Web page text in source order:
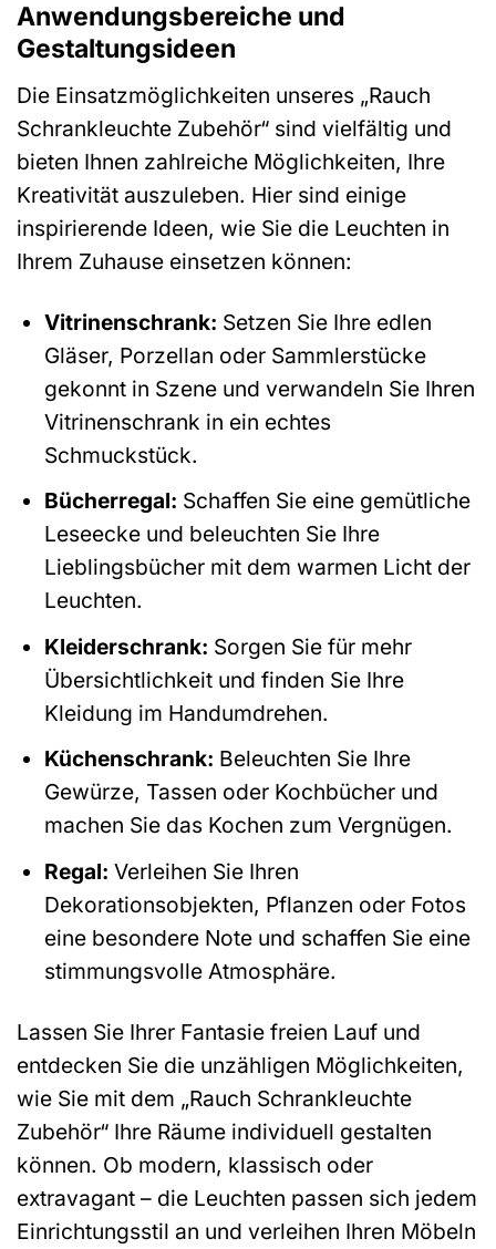
Anwendungsbereiche und
Gestaltungsideen
Die Einsatzmöglichkeiten unseres „Rauch
Schrankleuchte Zubehör“ sind vielfältig und
bieten Ihnen zahlreiche Möglichkeiten, Ihre
Kreativität auszuleben. Hier sind einige
inspirierende Ideen, wie Sie die Leuchten in
Ihrem Zuhause einsetzen können:
Vitrinenschrank: Setzen Sie Ihre edlen
Gläser, Porzellan oder Sammlerstücke
gekonnt in Szene und verwandeln Sie Ihren
Vitrinenschrank in ein echtes
Schmuckstück.
Bücherregal: Schaffen Sie eine gemütliche
Leseecke und beleuchten Sie Ihre
Lieblingsbücher mit dem warmen Licht der
Leuchten.
Kleiderschrank: Sorgen Sie für mehr
Übersichtlichkeit und finden Sie Ihre
Kleidung im Handumdrehen.
Küchenschrank: Beleuchten Sie Ihre
Gewürze, Tassen oder Kochbücher und
machen Sie das Kochen zum Vergnügen.
Regal: Verleihen Sie Ihren
Dekorationsobjekten, Pflanzen oder Fotos
eine besondere Note und schaffen Sie eine
stimmungsvolle Atmosphäre.
Lassen Sie Ihrer Fantasie freien Lauf und
entdecken Sie die unzähligen Möglichkeiten,
wie Sie mit dem „Rauch Schrankleuchte
Zubehör“ Ihre Räume individuell gestalten
können. Ob modern, klassisch oder
extravagant – die Leuchten passen sich jedem
Einrichtungsstil an und verleihen Ihren Möbeln